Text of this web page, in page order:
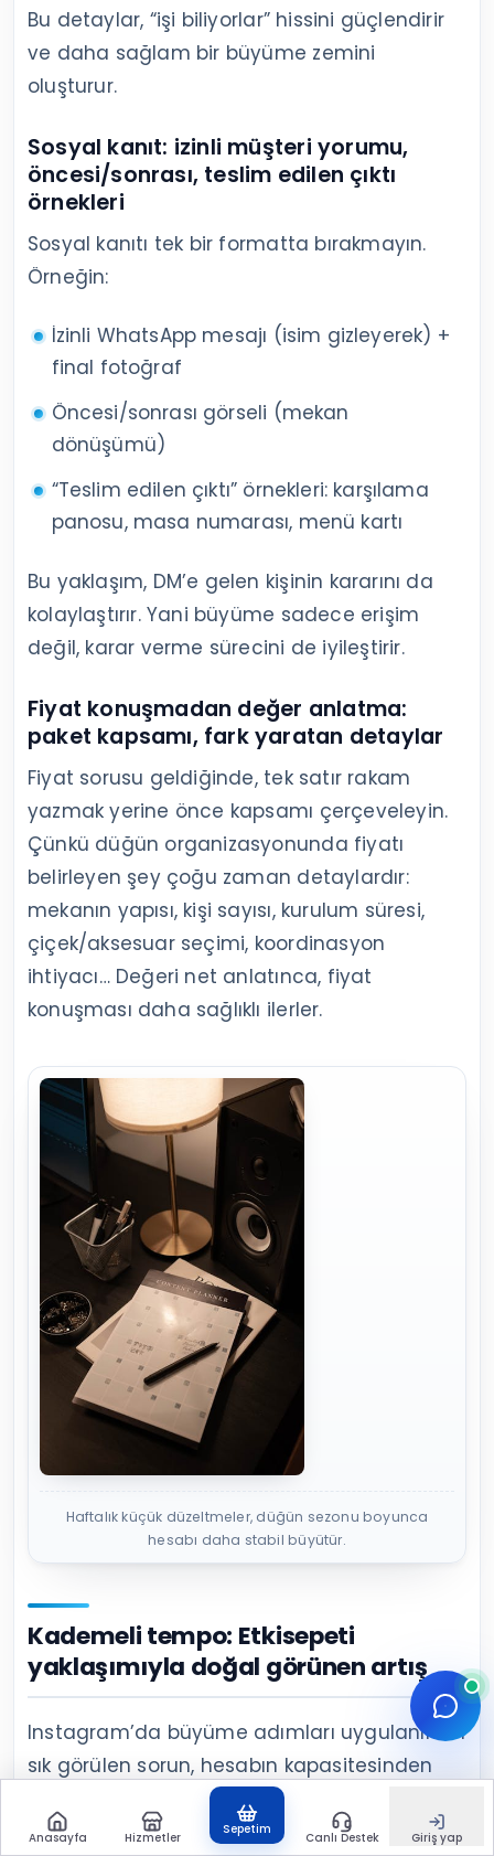
Bu detaylar, “işi biliyorlar” hissini güçlendirir
ve daha sağlam bir büyüme zemini
oluşturur.
Sosyal kanıt: izinli müşteri yorumu,
öncesi/sonrası, teslim edilen çıktı
örnekleri
Sosyal kanıtı tek bir formatta bırakmayın.
Örneğin:
İzinli WhatsApp mesajı (isim gizleyerek) +
final fotoğraf
Öncesi/sonrası görseli (mekan
dönüşümü)
“Teslim edilen çıktı” örnekleri: karşılama
panosu, masa numarası, menü kartı
Bu yaklaşım, DM’e gelen kişinin kararını da
kolaylaştırır. Yani büyüme sadece erişim
değil, karar verme sürecini de iyileştirir.
Fiyat konuşmadan değer anlatma:
paket kapsamı, fark yaratan detaylar
Fiyat sorusu geldiğinde, tek satır rakam
yazmak yerine önce kapsamı çerçeveleyin.
Çünkü düğün organizasyonunda fiyatı
belirleyen şey çoğu zaman detaylardır:
mekanın yapısı, kişi sayısı, kurulum süresi,
çiçek/aksesuar seçimi, koordinasyon
ihtiyacı… Değeri net anlatınca, fiyat
konuşması daha sağlıklı ilerler.
Haftalık küçük düzeltmeler, düğün sezonu boyunca
hesabı daha stabil büyütür.
Kademeli tempo: Etkisepeti
yaklaşımıyla doğal görünen artış
Instagram’da büyüme adımları uygulanırken
sık görülen sorun, hesabın kapasitesinden
hızlı bir tempo denemek. İçerik kalitesi, DM
yanıt hızı ve portföy güncelliği büyümeye
Anasayfa Hizmetler
Sepetim
Canlı Destek Giriş yap